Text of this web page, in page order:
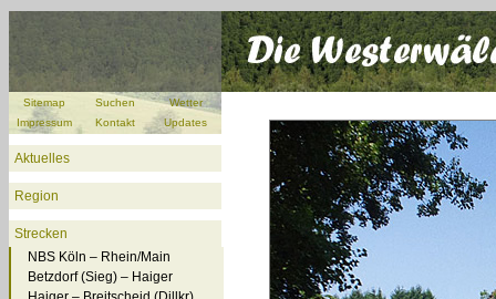
Sitemap Suchen
Wetter
Impressum
Kontakt Updates
Aktuelles
Region
Strecken
NBS Köln – Rhein/Main
Betzdorf (Sieg) – Haiger